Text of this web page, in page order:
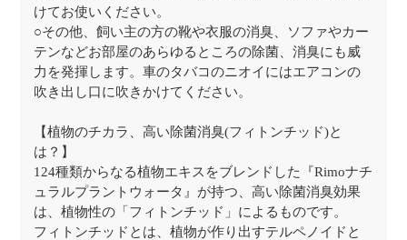
けてお使いください。
○その他、飼い主の方の靴や衣服の消臭、ソファやカー
テンなどお部屋のあらゆるところの除菌、消臭にも威
力を発揮します。車のタバコのニオイにはエアコンの
吹き出し口に吹きかけてください。
【植物のチカラ、高い除菌消臭(フィトンチッド)と
は？】
124種類からなる植物エキスをブレンドした『Rimoナチ
ュラルプラントウォータ』が持つ、高い除菌消臭効果
は、植物性の「フィトンチッド」によるものです。
フィトンチッドとは、植物が作り出すテルペノイドと